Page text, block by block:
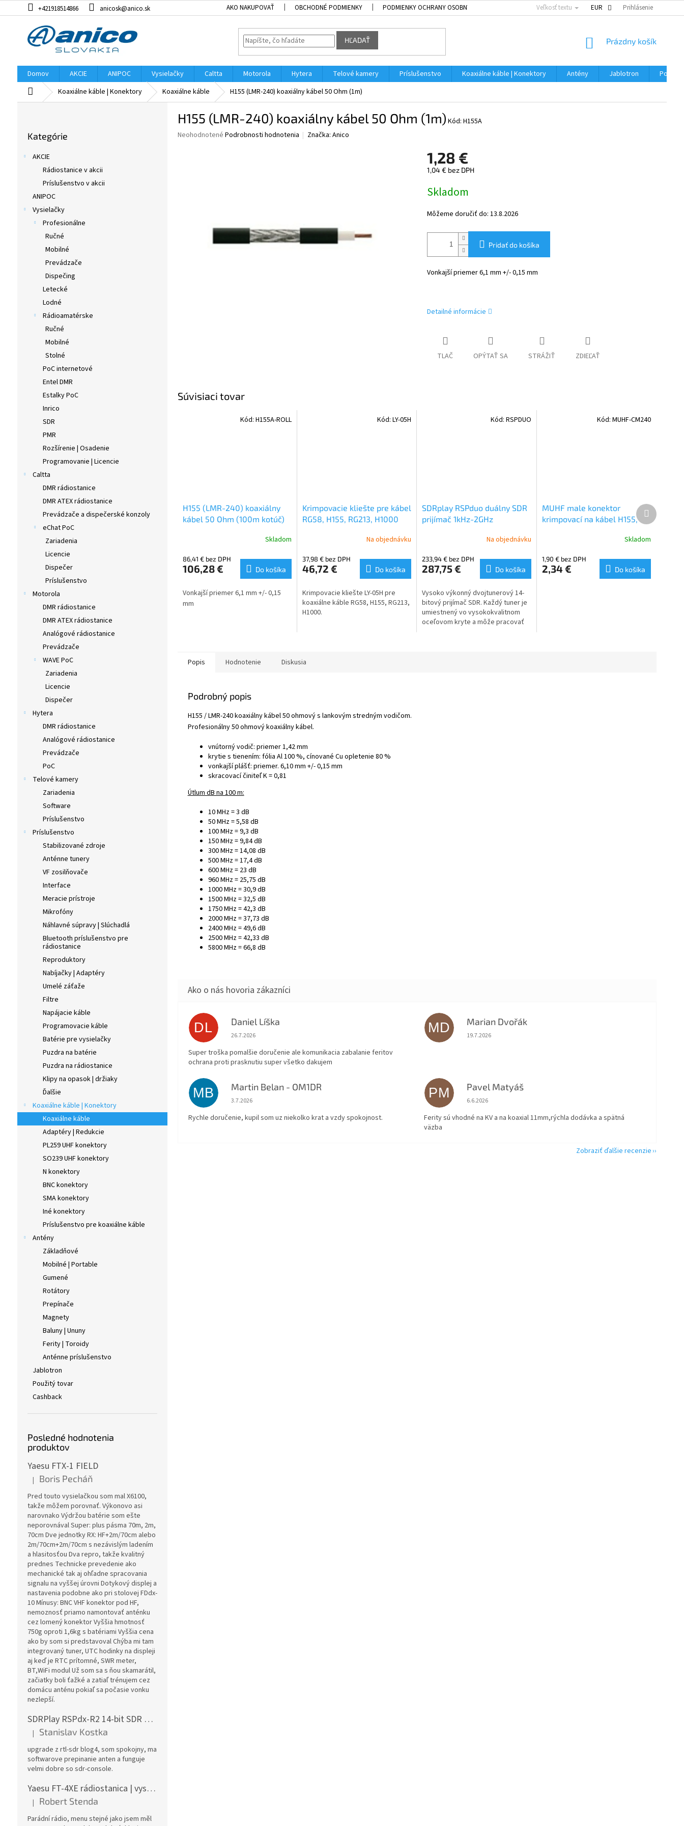
na
+421918514866 anicosk@anico.sk AKO NAKUPOVAŤ OBCHODNÉ PODMIENKY PODMIENKY OCHRANY OSOBNÝCH ÚDAJOV Veľkosť textu EUR Prihlásenie
HĽADAŤ
NÁKUPNÝ
Prázdny košík
Domov AKCIE ANIPOC Vysielačky Caltta Motorola Hytera Telové kamery Príslušenstvo Koaxiálne káble | Konektory Antény Jablotron
DomovKoaxiálne káble | Konektory Koaxiálne káble H155 (LMR-240) koaxiálny kábel 50 Ohm (1m)
kategórie
Kategórie
AKCIE
Rádiostanice v akcii
Príslušenstvo v akcii
ANIPOC
Vysielačky
Profesionálne
Ručné
Mobilné
Prevádzače
Dispečing
Letecké
Lodné
Rádioamatérske
Ručné
Mobilné
Stolné
PoC internetové
Entel DMR
Estalky PoC
Inrico
SDR
PMR
Rozšírenie | Osadenie
Programovanie | Licencie
Caltta
DMR rádiostanice
DMR ATEX rádiostanice
Prevádzače a dispečerské konzoly
eChat PoC
Zariadenia
Licencie
Dispečer
Príslušenstvo
Motorola
DMR rádiostanice
DMR ATEX rádiostanice
Analógové rádiostanice
Prevádzače
WAVE PoC
Zariadenia
Licencie
Dispečer
Hytera
DMR rádiostanice
Analógové rádiostanice
Prevádzače
PoC
Telové kamery
Zariadenia
Software
Príslušenstvo
Príslušenstvo
Stabilizované zdroje
Anténne tunery
VF zosilňovače
Interface
Meracie prístroje
Mikrofóny
Náhlavné súpravy | Slúchadlá
Bluetooth príslušenstvo pre
rádiostanice
Reproduktory
Nabíjačky | Adaptéry
Umelé záťaže
Filtre
Napájacie káble
Programovacie káble
Batérie pre vysielačky
Puzdra na batérie
Puzdra na rádiostanice
Klipy na opasok | držiaky
Ďalšie
Koaxiálne káble | Konektory
Koaxiálne káble
Adaptéry | Redukcie
PL259 UHF konektory
SO239 UHF konektory
N konektory
BNC konektory
SMA konektory
Iné konektory
Príslušenstvo pre koaxiálne káble
Antény
Základňové
Mobilné | Portable
Gumené
Rotátory
Prepínače
Magnety
Baluny | Ununy
Ferity | Toroidy
Anténne príslušenstvo
Jablotron
Použitý tovar
Cashback
Posledné hodnotenia
produktov
Yaesu FTX-1 FIELD
Hodnotenie produktu je 5 z 5 hviezdičiek.
| Boris Pecháň
Pred touto vysielačkou som mal X6100,
takže môžem porovnať. Výkonovo asi
narovnako Výdržou batérie som ešte
neporovnával Super: plus pásma 70m, 2m,
70cm Dve jednotky RX: HF+2m/70cm alebo
2m/70cm+2m/70cm s nezávislým ladením
a hlasitosťou Dva repro, takže kvalitný
prednes Technicke prevedenie ako
mechanické tak aj ohľadne spracovania
signalu na vyššej úrovni Dotykový displej a
nastavenia podobne ako pri stolovej FDdx-
10 Mínusy: BNC VHF konektor pod HF,
nemoznosť priamo namontovať anténku
cez lomený konektor Vyššia hmotnosť
750g oproti 1,6kg s batériami Vyššia cena
ako by som si predstavoval Chýba mi tam
integrovaný tuner, UTC hodinky na displeji
aj keď je RTC prítomné, SWR meter,
BT,WiFi modul Už som sa s ňou skamarátil,
začiatky boli ťažké a zatiaľ trénujem cez
domácu anténu pokiaľ sa počasie vonku
nezlepší.
SDRPlay RSPdx-R2 14-bit SDR prijímač 1kHz-2GHz
Hodnotenie produktu je 5 z 5 hviezdičiek.
| Stanislav Kostka
upgrade z rtl-sdr blog4, som spokojny, ma
softwarove prepinanie anten a funguje
velmi dobre so sdr-console.
Yaesu FT-4XE rádiostanica | vysielačka
Hodnotenie produktu je 5 z 5 hviezdičiek.
| Robert Stenda
Parádní rádio, menu stejné jako jsem měl
H155 (LMR-240) koaxiálny kábel 50 Ohm (1m) Kód: H155A
Priemerné
Neohodnotené Podrobnosti hodnotenia Značka:Anico
1,28 €
1,04 € bez DPH
cena:
Skladom
Môžeme doručiť do: 13.8.2026
Pridať do košíka
Vonkajší priemer 6,1 mm +/- 0,15 mm
Detailné informácie
TLAČ OPÝTAŤ SA STRÁŽIŤ ZDIEĽAŤ
Súvisiaci tovar
H155 (LMR-240) koaxiálny
kábel 50 Ohm (100m kotúč)
Skladom
86,41 € bez DPH
106,28 € Do košíka
Vonkajší priemer 6,1 mm +/- 0,15
mm
Kód:H155A-ROLL
Krimpovacie kliešte pre kábel
RG58, H155, RG213, H1000
Na objednávku
37,98 € bez DPH
46,72 € Do košíka
Krimpovacie kliešte LY-05H pre
koaxiálne káble RG58, H155, RG213,
H1000.
Kód:LY-05H
SDRplay RSPduo duálny SDR
prijímač 1kHz-2GHz
Na objednávku
233,94 € bez DPH
287,75 € Do košíka
Vysoko výkonný dvojtunerový 14-
bitový prijímač SDR. Každý tuner je
umiestnený vo vysokokvalitnom
oceľovom kryte a môže pracovať
Kód: RSPDUO
MUHF male konektor
krimpovací na kábel H155,
Skladom
1,90 € bez DPH
2,34 € Do košíka
Kód:MUHF-CM240
Ďalší
produkt
Popis Hodnotenie Diskusia
Podrobný popis
H155 / LMR-240 koaxiálny kábel 50 ohmový s lankovým stredným vodičom.
Profesionálny 50 ohmový koaxiálny kábel.
vnútorný vodič: priemer 1,42 mm
krytie s tienením: fólia Al 100 %, cínované Cu opletenie 80 %
vonkajší plášť: priemer. 6,10 mm +/- 0,15 mm
skracovací činiteľ K = 0,81
Útlum dB na 100 m:
10 MHz = 3 dB
50 MHz = 5,58 dB
100 MHz = 9,3 dB
150 MHz = 9,84 dB
300 MHz = 14,08 dB
500 MHz = 17,4 dB
600 MHz = 23 dB
960 MHz = 25,75 dB
1000 MHz = 30,9 dB
1500 MHz = 32,5 dB
1750 MHz = 42,3 dB
2000 MHz = 37,73 dB
2400 MHz = 49,6 dB
2500 MHz = 42,33 dB
5800 MHz = 66,8 dB
DL Daniel Líška
Hodnotenie obchodu je 5 z 5 hviezdičiek.
26.7.2026
Super troška pomalšie doručenie ale komunikacia zabalanie feritov
ochrana proti prasknutiu super všetko dakujem
MD Marian Dvořák
Hodnotenie obchodu je 5 z 5 hviezdičiek.
19.7.2026
MB Martin Belan - OM1DR
Hodnotenie obchodu je 5 z 5 hviezdičiek.
3.7.2026
Rychle doručenie, kupil som uz niekolko krat a vzdy spokojnost.
PM Pavel Matyáš
Hodnotenie obchodu je 5 z 5 hviezdičiek.
6.6.2026
Ferity sú vhodné na KV a na koaxial 11mm,rýchla dodávka a spätná
väzba
Zobraziť ďalšie recenzie